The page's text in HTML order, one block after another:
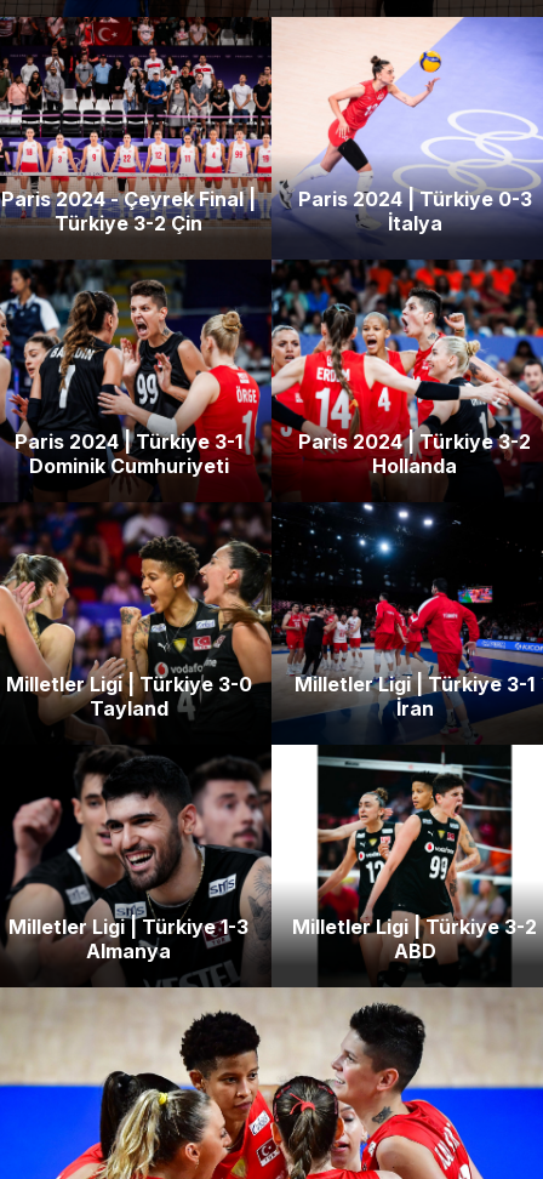
Paris 2024 - Çeyrek Final |
Türkiye 3-2 Çin
Paris 2024 | Türkiye 0-3
İtalya
Paris 2024 | Türkiye 3-1
Dominik Cumhuriyeti
Paris 2024 | Türkiye 3-2
Hollanda
Milletler Ligi | Türkiye 3-0
Tayland
Milletler Ligi | Türkiye 3-1
İran
Milletler Ligi | Türkiye 1-3
Almanya
Milletler Ligi | Türkiye 3-2
ABD